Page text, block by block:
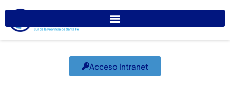
Acceso Intranet